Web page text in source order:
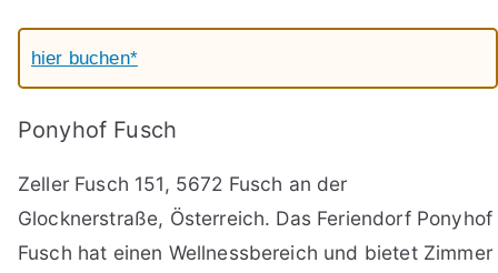
hier buchen*
Ponyhof Fusch
Zeller Fusch 151, 5672 Fusch an der
Glocknerstraße, Österreich. Das Feriendorf Ponyhof
Fusch hat einen Wellnessbereich und bietet Zimmer